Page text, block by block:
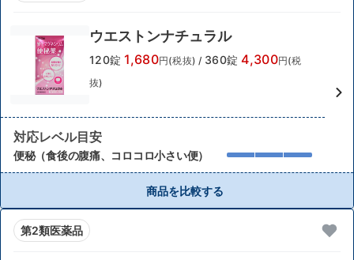
ウエストンナチュラル
120錠 1,680円(税抜) / 360錠 4,300円(税
抜)
対応レベル目安
便秘（食後の腹痛、コロコロ小さい便）
商品を比較する
第2類医薬品